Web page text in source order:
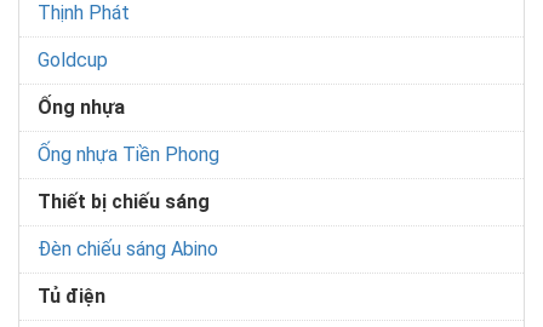
Thịnh Phát
Goldcup
Ống nhựa
Ống nhựa Tiền Phong
Thiết bị chiếu sáng
Đèn chiếu sáng Abino
Tủ điện